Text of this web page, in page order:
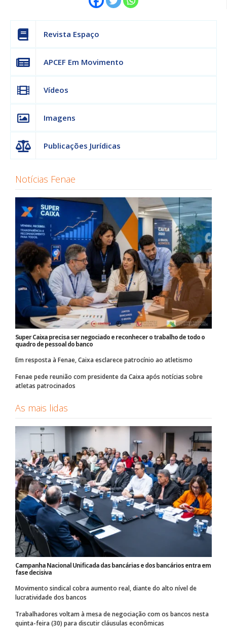
Revista Espaço
APCEF Em Movimento
Vídeos
Imagens
Publicações Jurídicas
Notícias Fenae
Super Caixa precisa ser negociado e reconhecer o trabalho de todo o
quadro de pessoal do banco
Em resposta à Fenae, Caixa esclarece patrocínio ao atletismo
Fenae pede reunião com presidente da Caixa após notícias sobre
atletas patrocinados
As mais lidas
Campanha Nacional Unificada das bancárias e dos bancários entra em
fase decisiva
Movimento sindical cobra aumento real, diante do alto nível de
lucratividade dos bancos
Trabalhadores voltam à mesa de negociação com os bancos nesta
quinta-feira (30) para discutir cláusulas econômicas